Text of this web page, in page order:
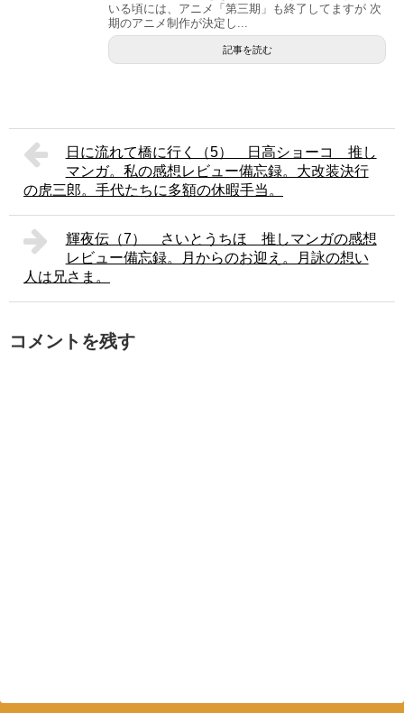
いる頃には、アニメ「第三期」も終了してますが 次
期のアニメ制作が決定し...
記事を読む
日に流れて橋に行く（5） 日高ショーコ 推し
マンガ。私の感想レビュー備忘録。大改装決行
の虎三郎。手代たちに多額の休暇手当。
輝夜伝（7） さいとうちほ 推しマンガの感想
レビュー備忘録。月からのお迎え。月詠の想い
人は兄さま。
コメントを残す